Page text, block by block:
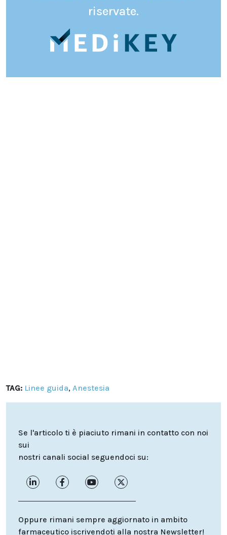
riservate.
TAG: Linee guida, Anestesia
Se l'articolo ti è piaciuto rimani in contatto con noi
sui
nostri canali social seguendoci su:
Oppure rimani sempre aggiornato in ambito
farmaceutico iscrivendoti alla nostra Newsletter!